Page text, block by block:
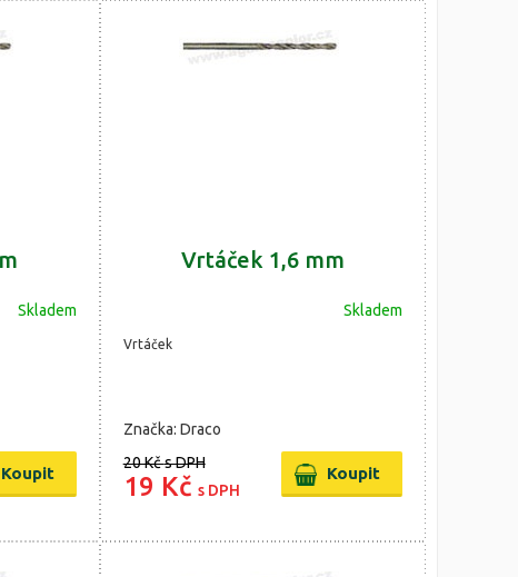
Skladem
Vrtáček 1,6 mm
Skladem
Vrtáček
Značka: Draco
20 Kčs DPH
19 Kč s DPH